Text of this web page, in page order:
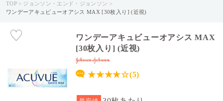
TOP
ジョンソン・エンド・ジョンソン
ワンデーアキュビューオアシス MAX [30枚入り] (近視)
ワンデーアキュビューオアシス MAX
[30枚入り] (近視)
★★★★☆(5)
メ
ー
ー
プ